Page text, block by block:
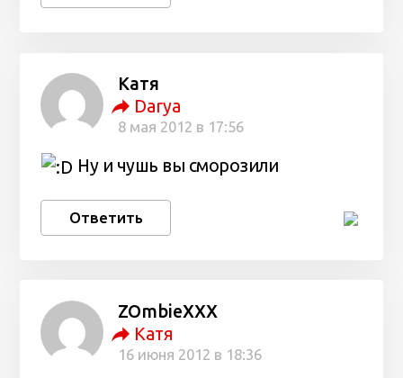
Катя
Darya
8 мая 2012 в 17:56
Ну и чушь вы сморозили
Ответить
ZOmbieXXX
Катя
16 июня 2012 в 18:36